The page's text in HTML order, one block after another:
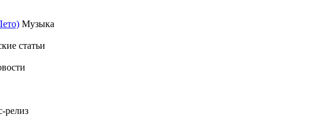
Музыка
статьи
релиз